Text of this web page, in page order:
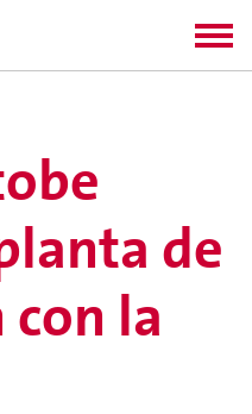
de
la